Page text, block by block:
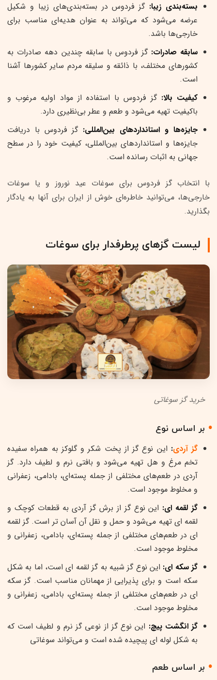
بسته‌بندی زیبا: گز فردوس در بسته‌بندی‌های زیبا و شکیل
عرضه می‌شود که می‌تواند به عنوان هدیه‌ای مناسب برای
خارجی‌ها باشد.
سابقه صادرات: گز فردوس با سابقه چندین دهه صادرات به
کشورهای مختلف، با ذائقه و سلیقه مردم سایر کشورها آشنا
است.
کیفیت بالا: گز فردوس با استفاده از مواد اولیه مرغوب و
باکیفیت تهیه می‌شود و طعم و عطر بی‌نظیری دارد.
جایزه‌ها و استانداردهای بین‌المللی: گز فردوس با دریافت
جایزه‌ها و استانداردهای بین‌المللی، کیفیت خود را در سطح
جهانی به اثبات رسانده است.
با انتخاب گز فردوس برای سوغات عید نوروز و یا سوغات
خارجی‌ها، می‌توانید خاطره‌ای خوش از ایران برای آنها به یادگار
بگذارید.
لیست گزهای پرطرفدار برای سوغات
خرید گز سوغاتی
بر اساس نوع
گز آردی: این نوع گز از پخت شکر و گلوکز به همراه سفیده
تخم مرغ و هل تهیه می‌شود و بافتی نرم و لطیف دارد. گز
آردی در طعم‌های مختلفی از جمله پسته‌ای، بادامی، زعفرانی
و مخلوط موجود است.
گز لقمه ای: این نوع گز از برش گز آردی به قطعات کوچک و
لقمه ای تهیه می‌شود و حمل و نقل آن آسان تر است. گز لقمه
ای در طعم‌های مختلفی از جمله پسته‌ای، بادامی، زعفرانی و
مخلوط موجود است.
گز سکه ای: این نوع گز شبیه به گز لقمه ای است، اما به شکل
سکه است و برای پذیرایی از مهمانان مناسب است. گز سکه
ای در طعم‌های مختلفی از جمله پسته‌ای، بادامی، زعفرانی و
مخلوط موجود است.
گز انگشت پیچ: این نوع گز از نوعی گز نرم و لطیف است که
به شکل لوله ای پیچیده شده است و می‌تواند سوغاتی
بر اساس طعم